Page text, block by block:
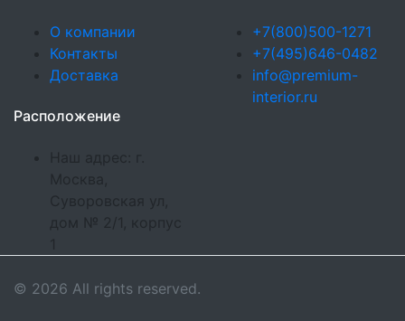
О компании
Контакты
Доставка
+7(800)500-1271
+7(495)646-0482
info@premium-
interior.ru
Расположение
Наш адрес: г.
Москва,
Суворовская ул,
дом № 2/1, корпус
© 2026 All rights reserved.